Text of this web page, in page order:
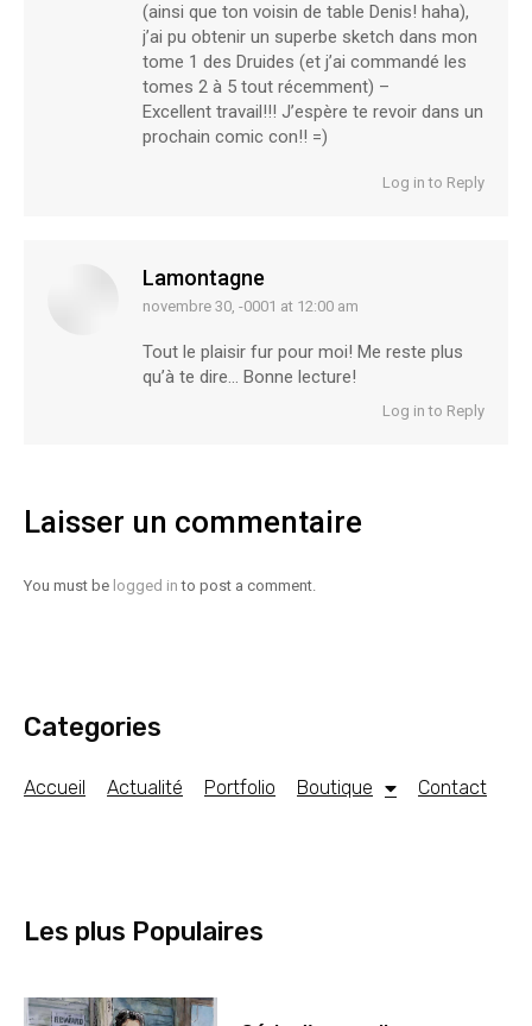
(ainsi que ton voisin de table Denis! haha),
j’ai pu obtenir un superbe sketch dans mon
tome 1 des Druides (et j’ai commandé les
tomes 2 à 5 tout récemment) –
Excellent travail!!! J’espère te revoir dans un
prochain comic con!! =)
Log in to Reply
Lamontagne
says:
novembre 30, -0001 at 12:00 am
Tout le plaisir fur pour moi! Me reste plus
qu’à te dire… Bonne lecture!
Log in to Reply
Laisser un commentaire
You must be logged in to post a comment.
Categories
Accueil Actualité Portfolio Boutique Contact
Les plus Populaires